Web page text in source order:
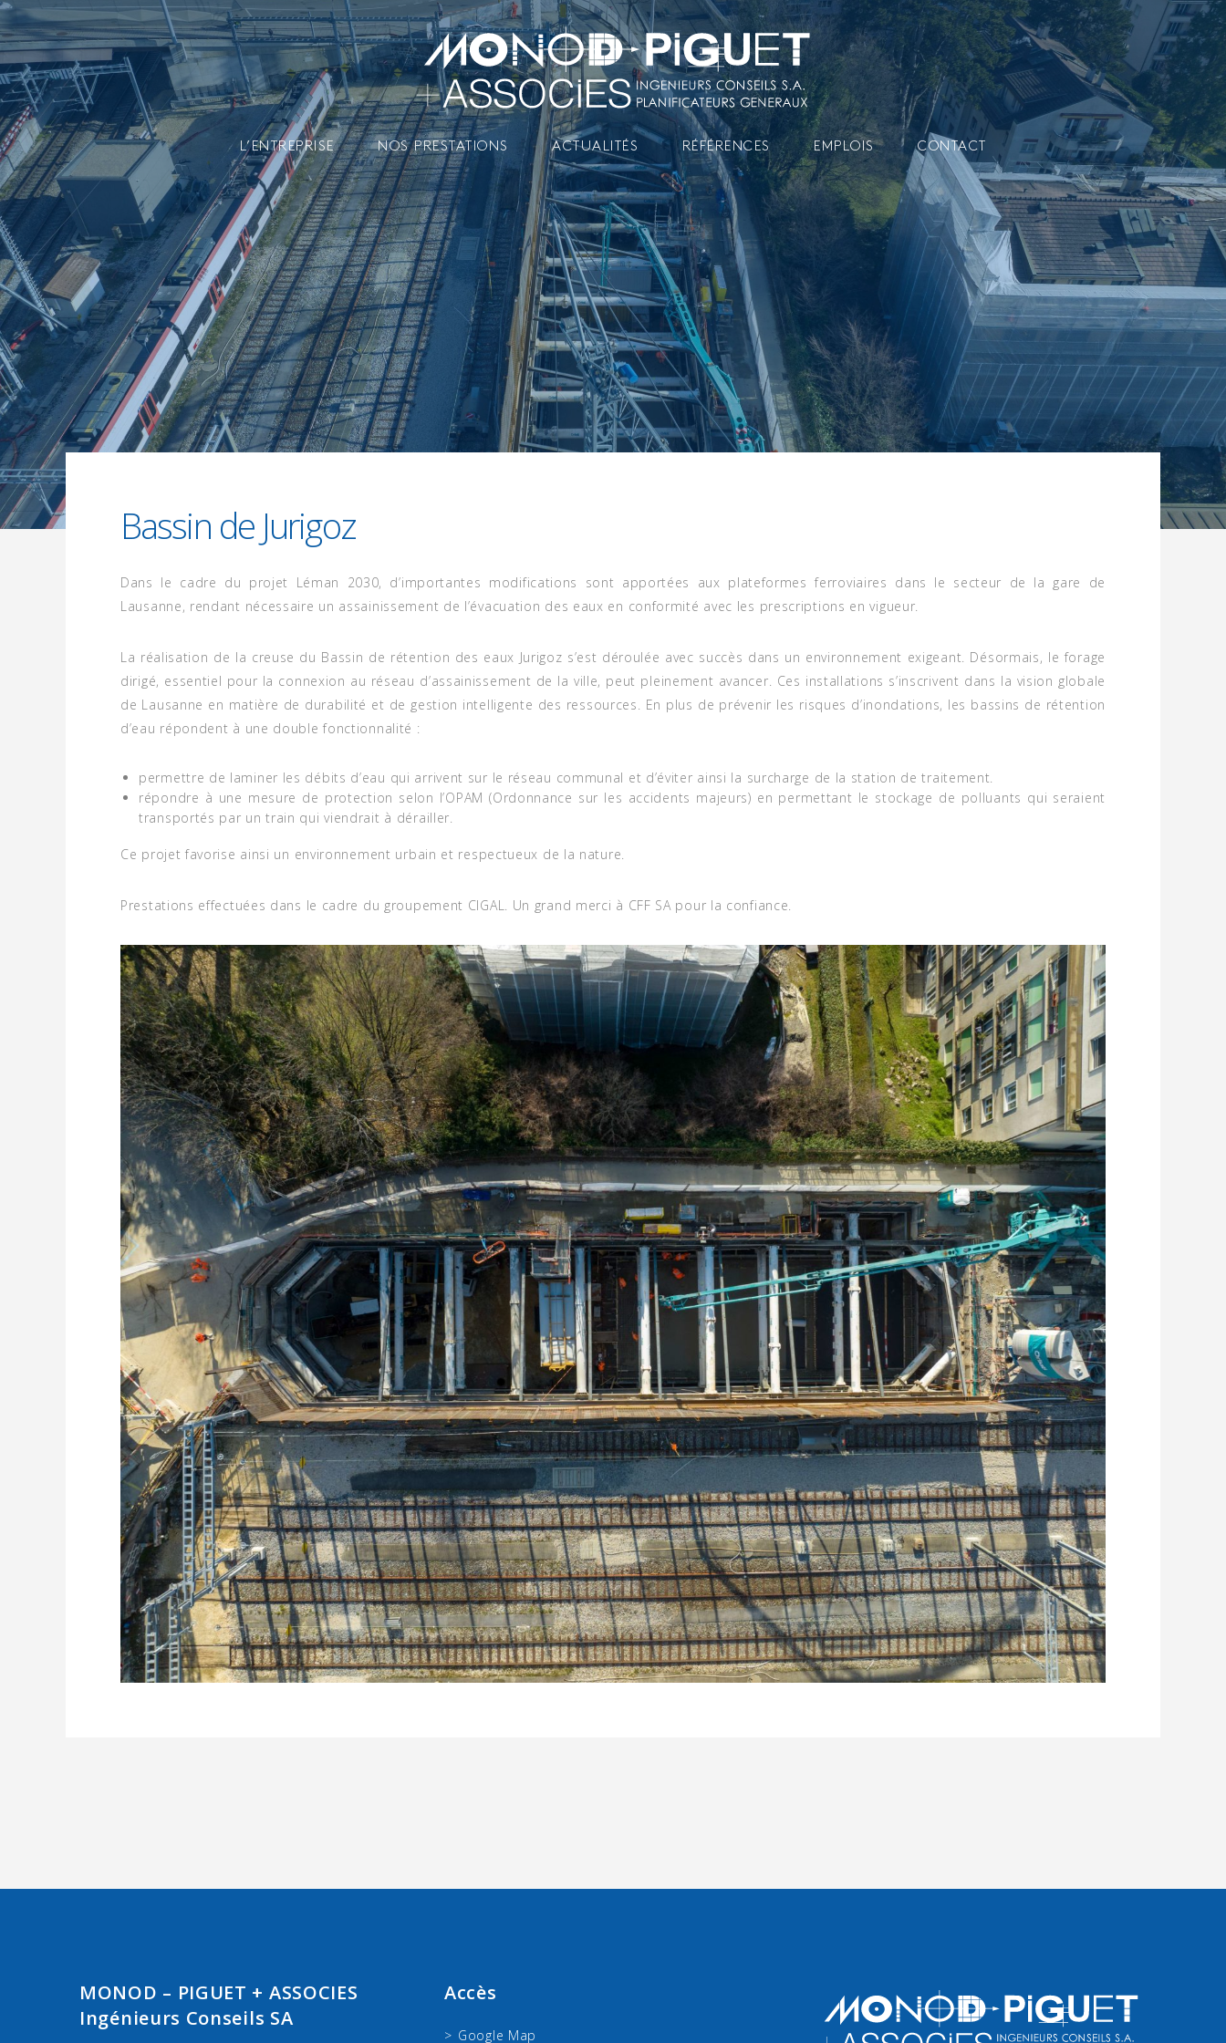
L’ENTREPRISE NOS PRESTATIONS ACTUALITÉS RÉFÉRENCES EMPLOIS CONTACT
5 MARS 2024
Bassin de Jurigoz
Dans le cadre du projet Léman 2030, d’importantes modifications sont apportées aux plateformes ferroviaires dans le secteur de la gare de
Lausanne, rendant nécessaire un assainissement de l’évacuation des eaux en conformité avec les prescriptions en vigueur.
La réalisation de la creuse du Bassin de rétention des eaux Jurigoz s’est déroulée avec succès dans un environnement exigeant. Désormais, le forage
dirigé, essentiel pour la connexion au réseau d’assainissement de la ville, peut pleinement avancer. Ces installations s’inscrivent dans la vision globale
de Lausanne en matière de durabilité et de gestion intelligente des ressources. En plus de prévenir les risques d’inondations, les bassins de rétention
d’eau répondent à une double fonctionnalité :
permettre de laminer les débits d’eau qui arrivent sur le réseau communal et d’éviter ainsi la surcharge de la station de traitement.
répondre à une mesure de protection selon l’OPAM (Ordonnance sur les accidents majeurs) en permettant le stockage de polluants qui seraient
transportés par un train qui viendrait à dérailler.
Ce projet favorise ainsi un environnement urbain et respectueux de la nature.
Prestations effectuées dans le cadre du groupement CIGAL. Un grand merci à CFF SA pour la confiance.
MONOD – PIGUET + ASSOCIES
Ingénieurs Conseils SA
Accès
Google Map